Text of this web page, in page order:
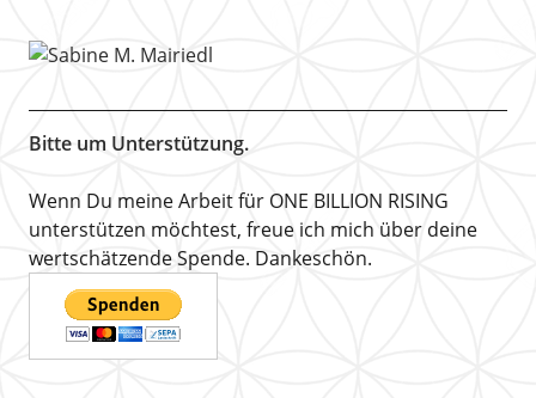
Bitte um Unterstützung.
Wenn Du meine Arbeit für ONE BILLION RISING
unterstützen möchtest, freue ich mich über deine
wertschätzende Spende. Dankeschön.